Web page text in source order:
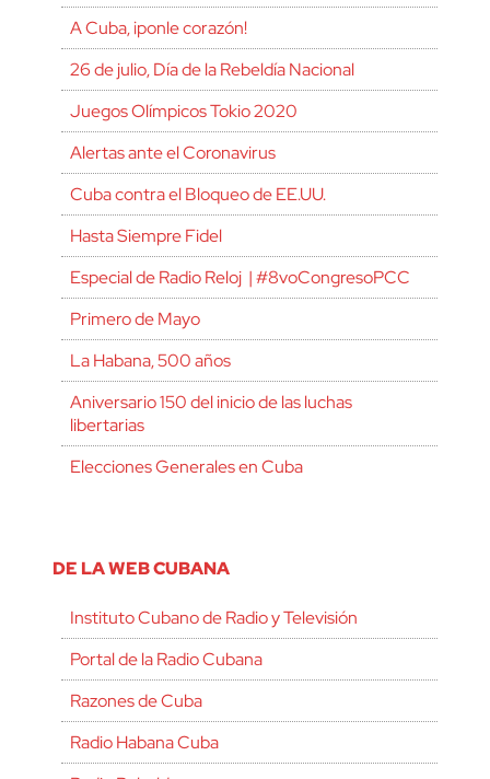
A Cuba, ¡ponle corazón!
26 de julio, Día de la Rebeldía Nacional
Juegos Olímpicos Tokio 2020
Alertas ante el Coronavirus
Cuba contra el Bloqueo de EE.UU.
Hasta Siempre Fidel
Especial de Radio Reloj | #8voCongresoPCC
Primero de Mayo
La Habana, 500 años
Aniversario 150 del inicio de las luchas
libertarias
Elecciones Generales en Cuba
DE LA WEB CUBANA
Instituto Cubano de Radio y Televisión
Portal de la Radio Cubana
Razones de Cuba
Radio Habana Cuba